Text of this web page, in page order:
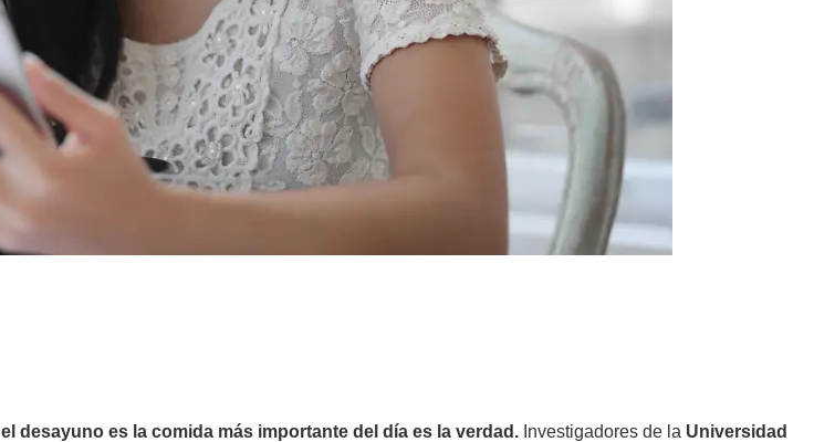
el desayuno es la comida más importante del día es la verdad. Investigadores de la Universidad